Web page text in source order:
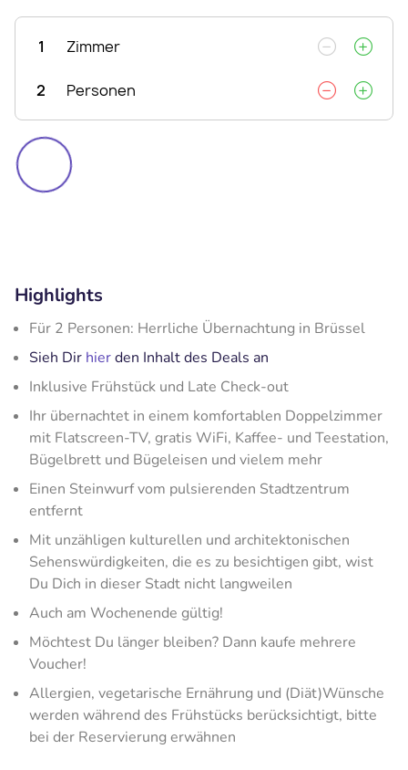
1 Zimmer
2 Personen
Highlights
Für 2 Personen: Herrliche Übernachtung in Brüssel
Sieh Dir hierden Inhalt des Deals an
Inklusive Frühstück und Late Check-out
Ihr übernachtet in einem komfortablen Doppelzimmer
mit Flatscreen-TV, gratis WiFi, Kaffee- und Teestation,
Bügelbrett und Bügeleisen und vielem mehr
Einen Steinwurf vom pulsierenden Stadtzentrum
entfernt
Mit unzähligen kulturellen und architektonischen
Sehenswürdigkeiten, die es zu besichtigen gibt, wist
Du Dich in dieser Stadt nicht langweilen
Auch am Wochenende gültig!
Möchtest Du länger bleiben? Dann kaufe mehrere
Voucher!
Allergien, vegetarische Ernährung und (Diät)Wünsche
werden während des Frühstücks berücksichtigt, bitte
bei der Reservierung erwähnen